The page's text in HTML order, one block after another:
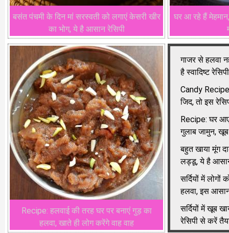
बसंत पंचमी के दिन मां सरस्वती को लगाएं केसरी खीर
का भोग, ये है आसान रेसिपी
घर आ रहे हैं
Recipe: हलवाई की तरह घर पर बनाएं गुड़ का
हलवा, खाते ही लोग करेंगे वाह वाह
गाजर से हलवा
है स्वादिष्ट रेसिपी
Candy
जिद, तो इस
Recipe: घर आए
गुलाब जामुन,
बहुत खाया मूंग
लड्डू, ये है
सर्दियों में
हलवा, इस
सर्दियों में खूब
रेसिपी से करें